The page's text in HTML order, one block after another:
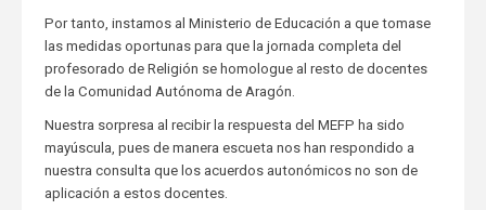
Por tanto, instamos al Ministerio de Educación a que tomase
las medidas oportunas para que la jornada completa del
profesorado de Religión se homologue al resto de docentes
de la Comunidad Autónoma de Aragón.
Nuestra sorpresa al recibir la respuesta del MEFP ha sido
mayúscula, pues de manera escueta nos han respondido a
nuestra consulta que los acuerdos autonómicos no son de
aplicación a estos docentes.